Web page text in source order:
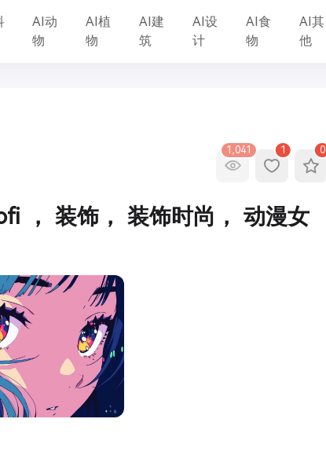
AI动
物
AI植
物
AI建
筑
AI设
计
AI食
物
AI其
他
1,041 1 0
， 装饰， 装饰时尚， 动漫女